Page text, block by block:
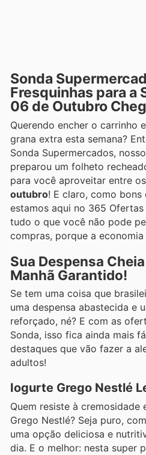
Sonda
Fresquinhas para a
06 de Outubro
Querendo encher o carrinho
grana extra esta semana?
Sonda Supermercados,
preparou um folheto
para você aproveitar entre
outubro! E claro, como
estamos aqui no 365
tudo o que você não pode
compras, porque a
Sua Despensa
Manhã Garantido!
Se tem uma coisa que
uma despensa abastecida e
reforçado, né? E com as
Sonda, isso fica ainda mais
destaques que vão fazer a
adultos!
Iogurte Grego Nestlé
Quem resiste à
Grego Nestlé? Seja puro,
uma opção deliciosa e
dia. E o melhor: nesta super